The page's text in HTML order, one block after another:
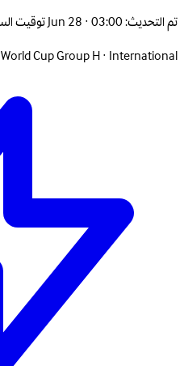
تم التحديث:Jun 28 · 03:00 توقيت السعودية
World Cup Group H· International